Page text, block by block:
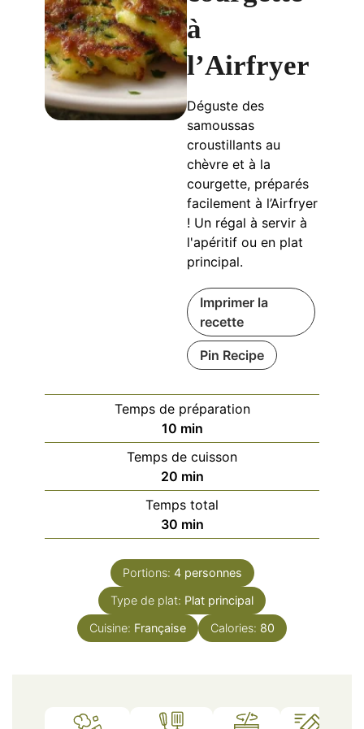
à
l’Airfryer
Déguste des
samoussas
croustillants au
chèvre et à la
courgette, préparés
facilement à l’Airfryer
! Un régal à servir à
l'apéritif ou en plat
principal.
Imprimer la
recette
Pin Recipe
Temps de préparation
10minutes
min
Temps de cuisson
20minutes
min
Temps total
30minutes
min
Portions: 4 personnes
Type de plat: Plat principal
Cuisine: Française Calories: 80